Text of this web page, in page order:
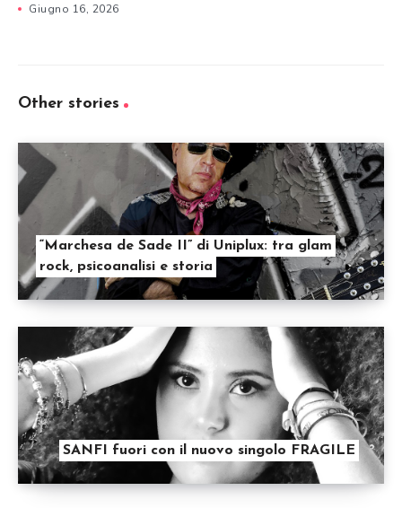
Giugno 16, 2026
Other stories
“Marchesa de Sade II” di Uniplux: tra glam
rock, psicoanalisi e storia
SANFI fuori con il nuovo singolo FRAGILE